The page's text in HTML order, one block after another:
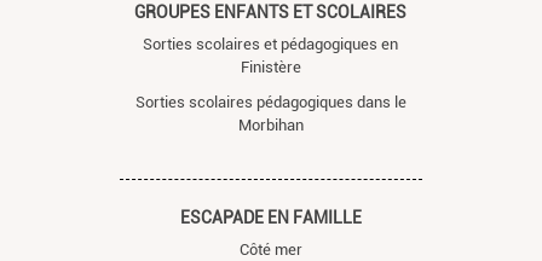
GROUPES ENFANTS ET SCOLAIRES
Sorties scolaires et pédagogiques en
Finistère
Sorties scolaires pédagogiques dans le
Morbihan
ESCAPADE EN FAMILLE
Côté mer